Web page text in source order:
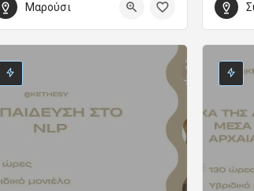
Οδήγησε την Αλλαγή και Επηρέασε το Μέλλον
Οκτωβρίου 2026 14:00 - 1 Νοεμβρίου 2026 19:00
Μαρούσι
1